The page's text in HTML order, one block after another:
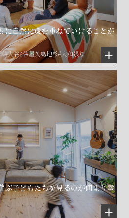
に自然に歳を重ねていけることが
#大谷石#屋久島地杉#大和張り
ぶ子どもたちを見るのが何より幸